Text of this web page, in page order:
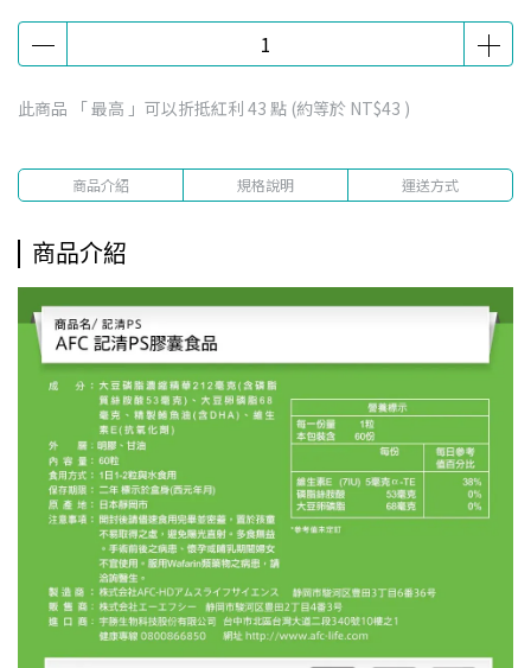
此商品 「 最高 」可以折抵紅利 43 點 (約等於 NT$43 )
商品介紹 規格說明 運送方式
商品介紹